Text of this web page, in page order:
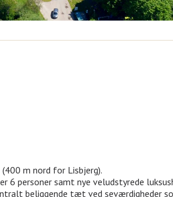
m nord for Lisbjerg).
6 personer samt nye veludstyrede
beliggende tæt ved seværdigheder